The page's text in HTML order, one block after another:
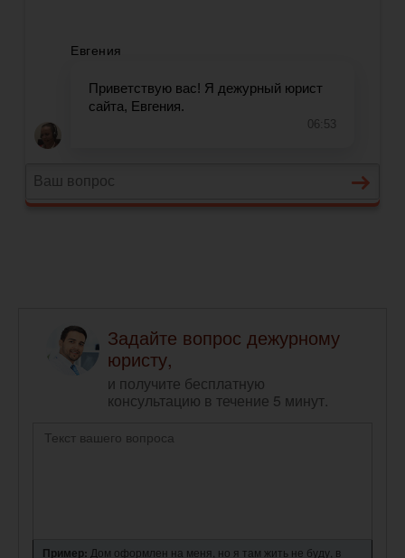
Задайте вопрос дежурному
юристу,
и получите бесплатную
консультацию в течение 5 минут.
Пример: Дом оформлен на меня, но я там жить не буду, в